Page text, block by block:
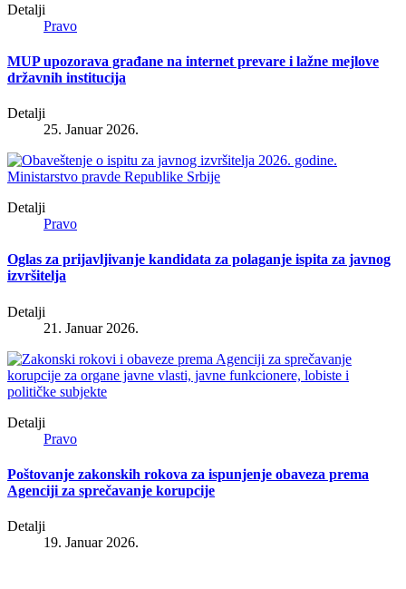
Detalji
Pravo
MUP upozorava građane na internet prevare i lažne mejlove
državnih institucija
Detalji
25. Januar 2026.
Detalji
Pravo
Oglas za prijavljivanje kandidata za polaganje ispita za javnog
izvršitelja
Detalji
21. Januar 2026.
Detalji
Pravo
Poštovanje zakonskih rokova za ispunjenje obaveza prema
Agenciji za sprečavanje korupcije
Detalji
19. Januar 2026.